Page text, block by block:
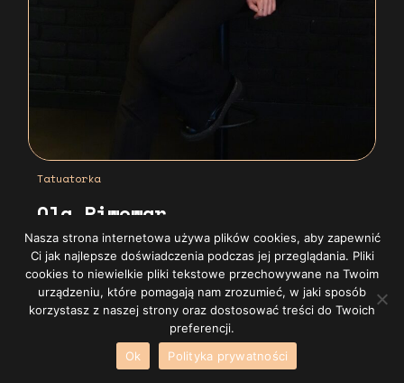
Tatuatorka
Ola Piwowar
Tatuuję od 2019 roku. Specjalizuję
się w mikrorealizmie i abstrakcji,
tworząc delikatne, spersonalizowane
projekty. Szczególnie bliskie są mi
portrety zwierząt.
Nasza strona internetowa używa plików cookies, aby zapewnić
Ci jak najlepsze doświadczenia podczas jej przeglądania. Pliki
cookies to niewielkie pliki tekstowe przechowywane na Twoim
urządzeniu, które pomagają nam zrozumieć, w jaki sposób
korzystasz z naszej strony oraz dostosować treści do Twoich
preferencji.
Ok
Polityka prywatności